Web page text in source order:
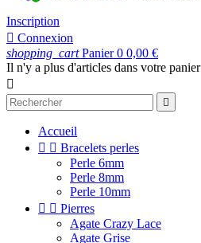
Inscription
 Connexion
shopping_cart Panier 0 0,00 €
Il n'y a plus d'articles dans votre panier


Accueil
  Bracelets perles
Perle 6mm
Perle 8mm
Perle 10mm
  Pierres
Agate Crazy Lace
Agate Grise